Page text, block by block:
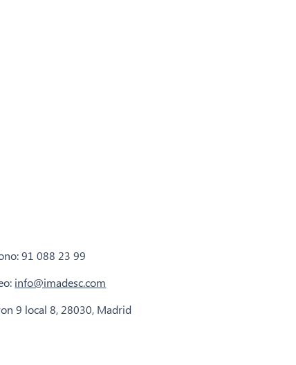
91 088 23 99
info@imadesc.com
9 local 8, 28030, Madrid